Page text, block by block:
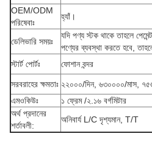
OEM/ODM
পরিষেবাঃ
হ্যাঁ।
ডেলিভারি সময়ঃ
যদি পণ্য স্টক থাকে তাহলে
পণ্যের ব্যবস্থা করতে হবে,
স্টার্ট পোর্টঃ
ফোশান বন্দর
সরবরাহের ক্ষমতাঃ ২২০০০/দিন, ৬৩০০০০/মাস,
এমওকিউঃ
১ ফ্রেম /২.১৬ বর্গমিটার
অর্থ প্রদানের
শর্তাবলী:
অনিবার্য L/C দৃশ্যমান, T/T